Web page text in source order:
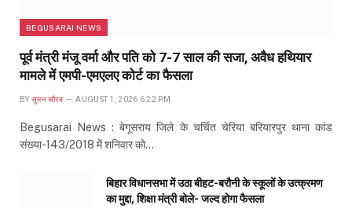
BEGUSARAI NEWS
पूर्व मंत्री मंजू वर्मा और पति को 7-7 साल की सजा, अवैध हथियार
मामले में एमपी-एमएलए कोर्ट का फैसला
BY सुमन सौरब AUGUST 1, 2026 6:22 PM
Begusarai News : बेगूसराय जिले के चर्चित चेरिया बरियारपुर थाना कांड
संख्या-143/2018 में शनिवार को…
बिहार विधानसभा में उठा बीहट-बरौनी के स्कूलों के उत्क्रमण
का मुद्दा, शिक्षा मंत्री बोले- जल्द होगा फैसला